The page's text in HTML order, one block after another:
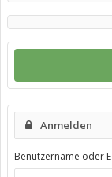
Anmelden
Benutzername oder